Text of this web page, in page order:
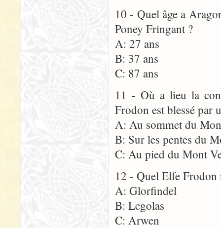
10 - Quel âge a
Poney Fringant ?
A: 27 ans
B: 37 ans
C: 87 ans
11 - Où a lieu la
Frodon est blessé par
A: Au sommet du
B: Sur les pentes du
C: Au pied du Mont
12 - Quel Elfe Frodon
A: Glorfindel
B: Legolas
C: Arwen